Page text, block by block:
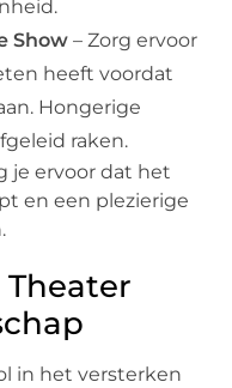
Show – Zorg ervoor
heeft voordat
Hongerige
raken.
je ervoor dat het
en een plezierige
Theater
in het versterken